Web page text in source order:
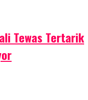
Tewas Tertarik